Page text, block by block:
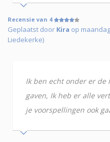
Recensie van 4
Geplaatst door Kira op
Liedekerke)
Ik ben echt onder er de
gaven, Ik heb er alle
je voorspellingen ook